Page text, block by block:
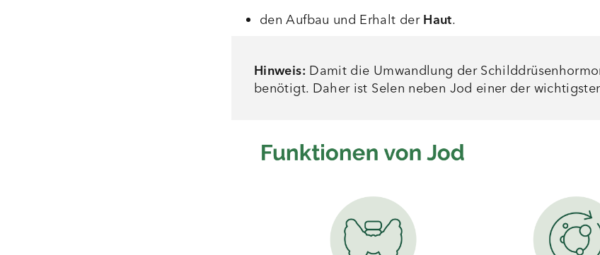
den Aufbau und Erhalt derHaut.
Hinweis: Damit die Umwandlung der
benötigt. Daher ist Selen neben Jod einer der